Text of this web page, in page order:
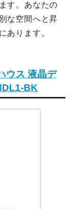
す。あなたの
な空間へと昇
あります。
ウス 液晶デ
BK